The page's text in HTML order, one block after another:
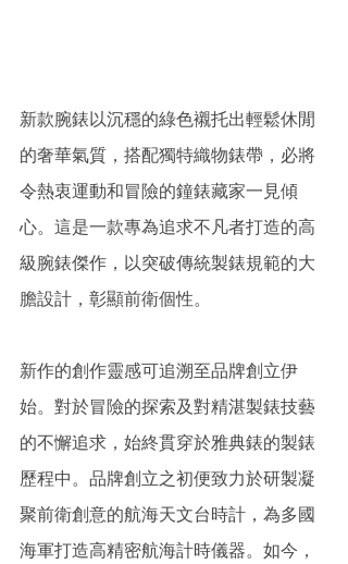
新款腕錶以沉穩的綠色襯托出輕鬆休閒
的奢華氣質，搭配獨特織物錶帶，必將
令熱衷運動和冒險的鐘錶藏家一見傾
心。這是一款專為追求不凡者打造的高
級腕錶傑作，以突破傳統製錶規範的大
膽設計，彰顯前衛個性。
新作的創作靈感可追溯至品牌創立伊
始。對於冒險的探索及對精湛製錶技藝
的不懈追求，始終貫穿於雅典錶的製錶
歷程中。品牌創立之初便致力於研製凝
聚前衛創意的航海天文台時計，為多國
海軍打造高精密航海計時儀器。如今，